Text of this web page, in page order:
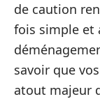
de caution
fois simple et
savoir que
atout majeur